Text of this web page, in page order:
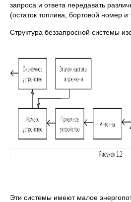
запроса и ответа передавать
(остаток топлива, бортовой номер и
Структура беззапросной системы
Эти системы имеют малое